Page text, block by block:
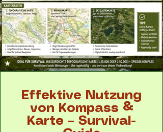
Effektive Nutzung
von Kompass &
Karte – Survival-